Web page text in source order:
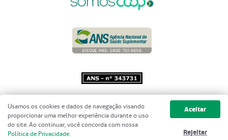
Copyright 2001 - 2026 Unimed do
Brasil - Todos os direitos reservados
Usamos os cookies e dados de navegação visando
proporcionar uma melhor experiência durante o uso
do site. Ao continuar, você concorda com nossa
Política de Privacidade.
Aceitar
Rejeitar